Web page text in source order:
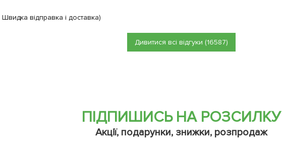
відправка і доставка)
Дивитися всі відгуки (16587)
ПІДПИШИСЬ НА РОЗСИЛКУ
Акції, подарунки, знижки, розпродаж